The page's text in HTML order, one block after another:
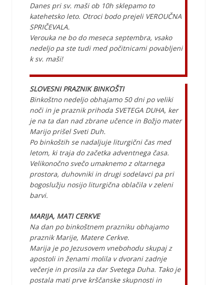
Danes pri sv. maši ob 10h sklepamo to
katehetsko leto. Otroci bodo prejeli VEROUČNA
SPRIČEVALA.
Verouka ne bo do meseca septembra, vsako
nedeljo pa ste tudi med počitnicami povabljeni
k sv. maši!
SLOVESNI PRAZNIK BINKOŠTI
Binkoštno nedeljo obhajamo 50 dni po veliki
noči in je praznik prihoda SVETEGA DUHA, ker
je na ta dan nad zbrane učence in Božjo mater
Marijo prišel Sveti Duh.
Po binkoštih se nadaljuje liturgični čas med
letom, ki traja do začetka adventnega časa.
Velikonočno svečo umaknemo z oltarnega
prostora, duhovniki in drugi sodelavci pa pri
bogoslužju nosijo liturgična oblačila v zeleni
barvi.
MARIJA, MATI CERKVE
Na dan po binkoštnem prazniku obhajamo
praznik Marije, Matere Cerkve.
Marija je po Jezusovem vnebohodu skupaj z
apostoli in ženami molila v dvorani zadnje
večerje in prosila za dar Svetega Duha. Tako je
postala mati prve krščanske skupnosti in